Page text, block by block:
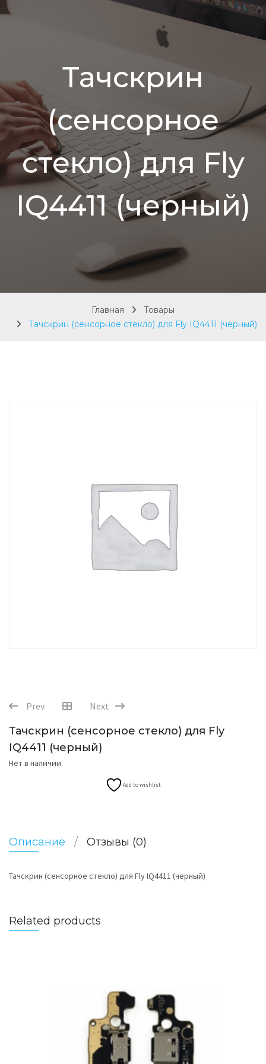
Тачскрин
(сенсорное
стекло) для Fly
IQ4411 (черный)
Главная
Товары
Тачскрин (сенсорное стекло) для Fly IQ4411 (черный)
Prev Next
Тачскрин (сенсорное стекло) для Fly
IQ4411 (черный)
Нет в наличии
Add to wishlist
Описание Отзывы (0)
Тачскрин (сенсорное стекло) для Fly IQ4411 (черный)
Related products